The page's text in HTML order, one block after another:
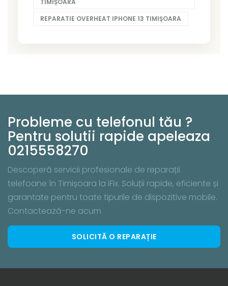
TIMIȘOARA
REPARATIE OVERHEAT IPHONE 13 TIMIȘOARA
Probleme cu telefonul tău ?
Pentru solutii rapide apeleaza
0215558270
Descoperă servicii profesionale de reparații
telefoane în Timișoara la iFix. Soluții rapide, eficiente și
garantate pentru toate tipurile de dispozitive mobile.
Contactează-ne acum
SOLICITĂ O REPARAȚIE